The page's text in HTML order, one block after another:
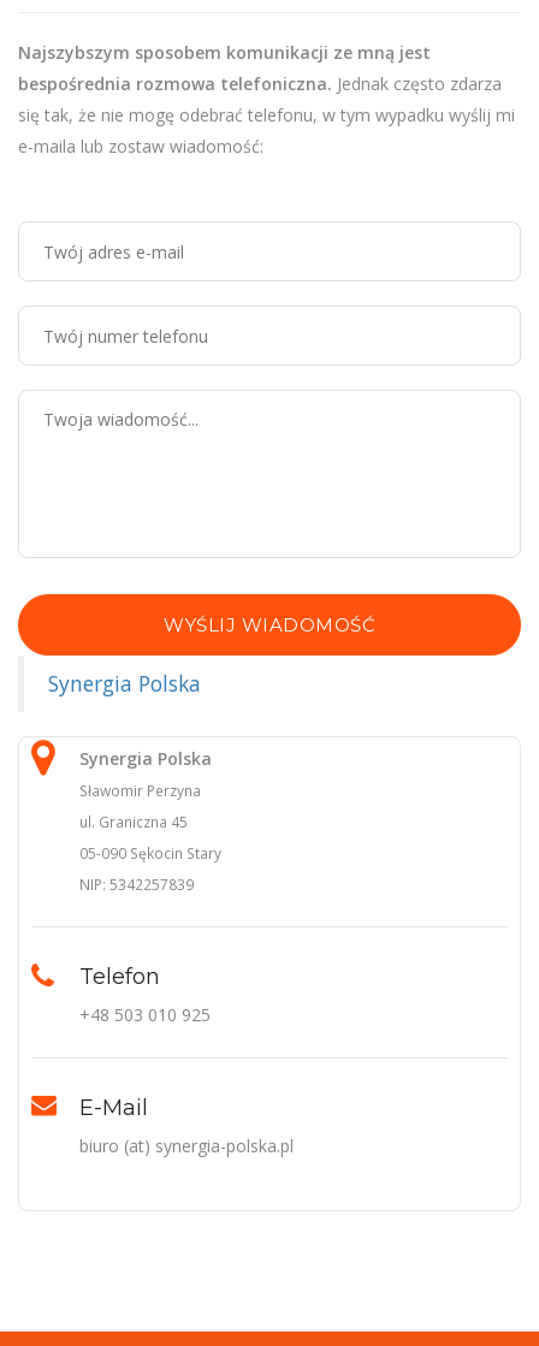
Najszybszym sposobem komunikacji ze mną jest
bespośrednia rozmowa telefoniczna. Jednak często zdarza
się tak, że nie mogę odebrać telefonu, w tym wypadku wyślij mi
e-maila lub zostaw wiadomość:
WYŚLIJ WIADOMOŚĆ
Synergia Polska
Synergia Polska
Sławomir Perzyna
ul. Graniczna 45
05-090 Sękocin Stary
NIP: 5342257839
Telefon
+48 503 010 925
E-Mail
biuro (at) synergia-polska.pl